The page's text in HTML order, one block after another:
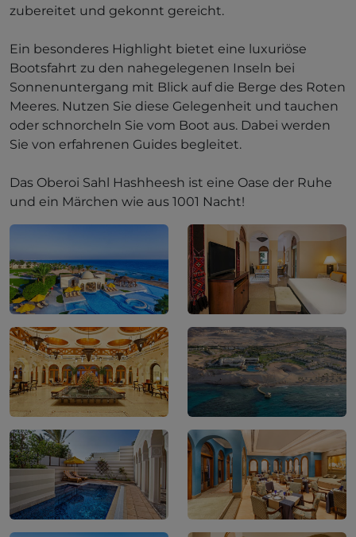
zubereitet und gekonnt gereicht.
Ein besonderes Highlight bietet eine luxuriöse
Bootsfahrt zu den nahegelegenen Inseln bei
Sonnenuntergang mit Blick auf die Berge des Roten
Meeres. Nutzen Sie diese Gelegenheit und tauchen
oder schnorcheln Sie vom Boot aus. Dabei werden
Sie von erfahrenen Guides begleitet.
Das Oberoi Sahl Hashheesh ist eine Oase der Ruhe
und ein Märchen wie aus 1001 Nacht!